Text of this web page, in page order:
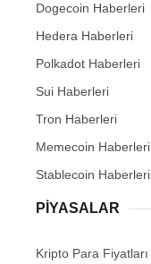
Dogecoin Haberleri
Hedera Haberleri
Polkadot Haberleri
Sui Haberleri
Tron Haberleri
Memecoin Haberleri
Stablecoin Haberleri
PIYASALAR
Kripto Para Fiyatları